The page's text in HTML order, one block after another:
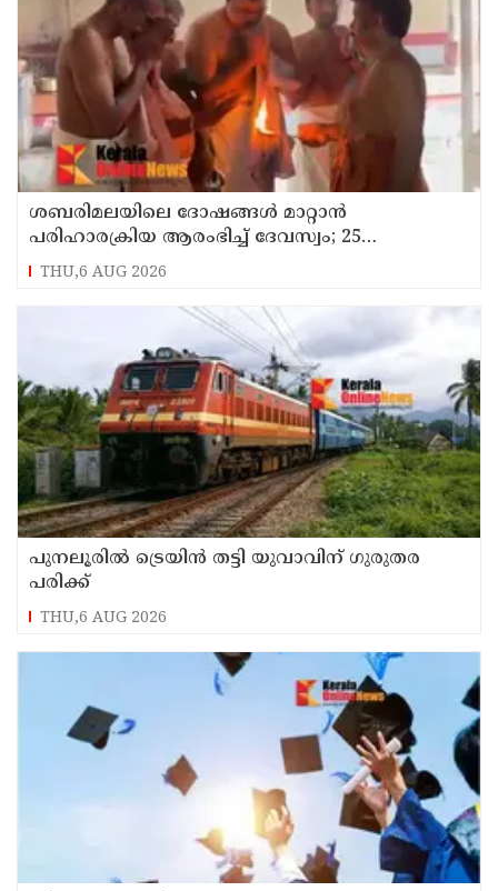
ശബരിമലയിലെ ദോഷങ്ങൾ മാറ്റാൻ
പരിഹാരക്രിയ ആരംഭിച്ച് ദേവസ്വം; 25
ക്ഷേത്രങ്ങളിൽ പ്രത്യേക പൂജ
THU,6 AUG 2026
പുനലൂരിൽ ട്രെയിൻ തട്ടി യുവാവിന് ഗുരുതര
പരിക്ക്
THU,6 AUG 2026